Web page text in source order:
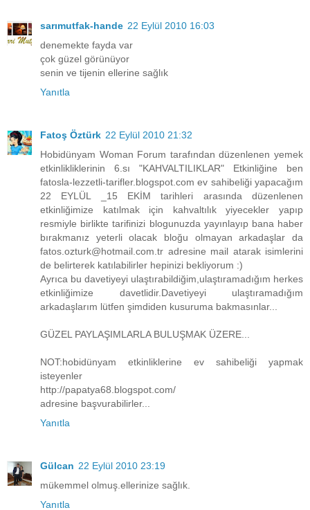
sarımutfak-hande 22 Eylül 2010 16:03
denemekte fayda var
çok güzel görünüyor
senin ve tijenin ellerine sağlık
Yanıtla
Fatoş Öztürk 22 Eylül 2010 21:32
Hobidünyam Woman Forum tarafından düzenlenen yemek
etkinlikliklerinin 6.sı "KAHVALTILIKLAR" Etkinliğine ben
fatosla-lezzetli-tarifler.blogspot.com ev sahibeliği yapacağım
22 EYLÜL _15 EKİM tarihleri arasında düzenlenen
etkinliğimize katılmak için kahvaltılık yiyecekler yapıp
resmiyle birlikte tarifinizi blogunuzda yayınlayıp bana haber
bırakmanız yeterli olacak bloğu olmayan arkadaşlar da
fatos.ozturk@hotmail.com.tr adresine mail atarak isimlerini
de belirterek katılabilirler hepinizi bekliyorum :)
Ayrıca bu davetiyeyi ulaştırabildiğim,ulaştıramadığım herkes
etkinliğimize davetlidir.Davetiyeyi ulaştıramadığım
arkadaşlarım lütfen şimdiden kusuruma bakmasınlar...
GÜZEL PAYLAŞIMLARLA BULUŞMAK ÜZERE...
NOT:hobidünyam etkinliklerine ev sahibeliği yapmak
isteyenler
http://papatya68.blogspot.com/
adresine başvurabilirler...
Yanıtla
Gülcan 22 Eylül 2010 23:19
mükemmel olmuş.ellerinize sağlık.
Yanıtla